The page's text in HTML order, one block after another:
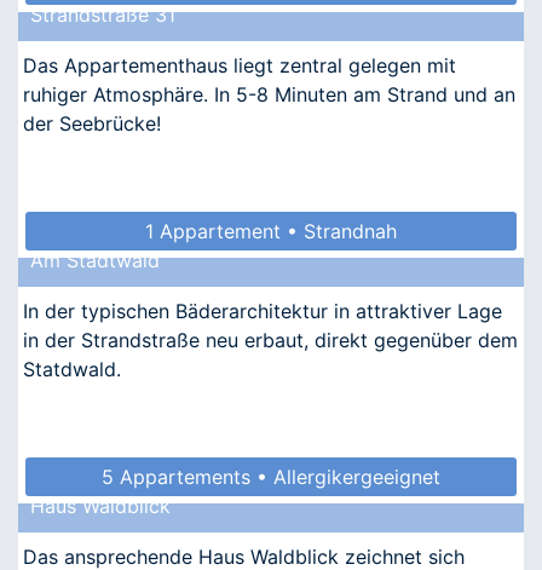
Strandstraße 31
Das Appartementhaus liegt zentral gelegen mit
ruhiger Atmosphäre. In 5-8 Minuten am Strand und an
der Seebrücke!
1 Appartement • Strandnah
Am Stadtwald
In der typischen Bäderarchitektur in attraktiver Lage
in der Strandstraße neu erbaut, direkt gegenüber dem
Statdwald.
5 Appartements • Allergikergeeignet
Haus Waldblick
Das ansprechende Haus Waldblick zeichnet sich